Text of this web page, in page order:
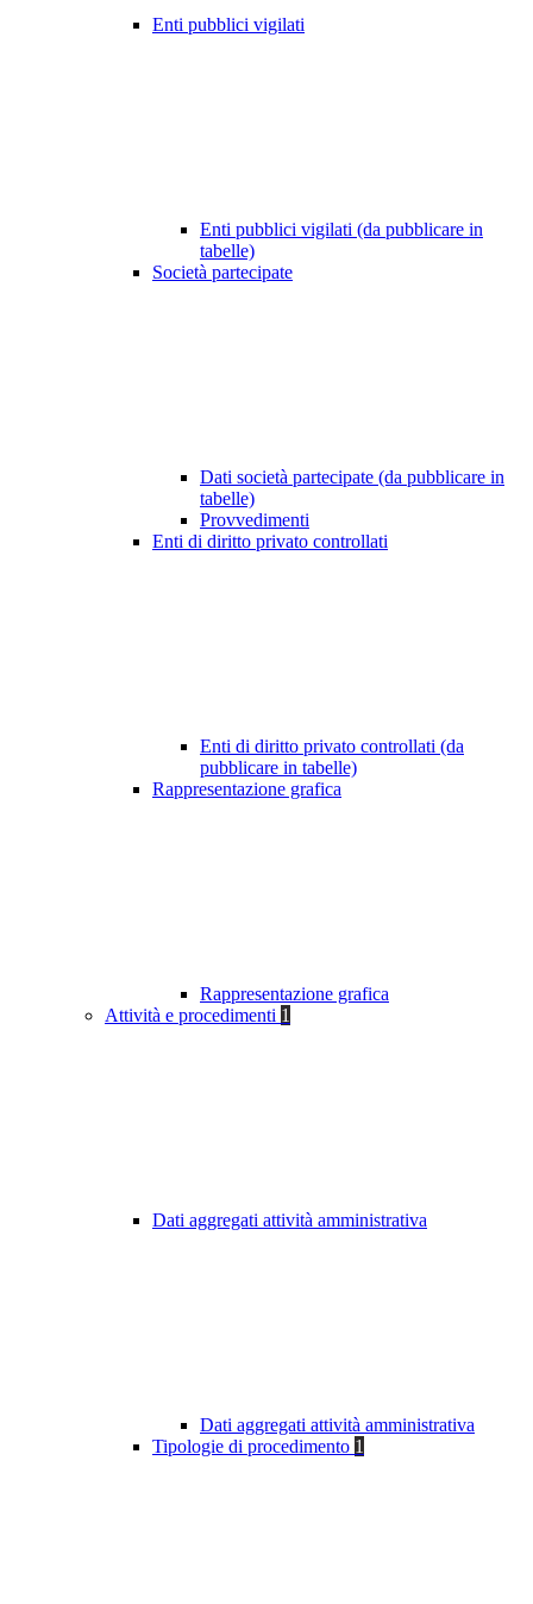
Enti pubblici vigilati
Enti pubblici vigilati (da pubblicare in
tabelle)
Società partecipate
Dati società partecipate (da pubblicare in
tabelle)
Provvedimenti
Enti di diritto privato controllati
Enti di diritto privato controllati (da
pubblicare in tabelle)
Rappresentazione grafica
Rappresentazione grafica
Attività e procedimenti 1
Dati aggregati attività amministrativa
Dati aggregati attività amministrativa
Tipologie di procedimento 1